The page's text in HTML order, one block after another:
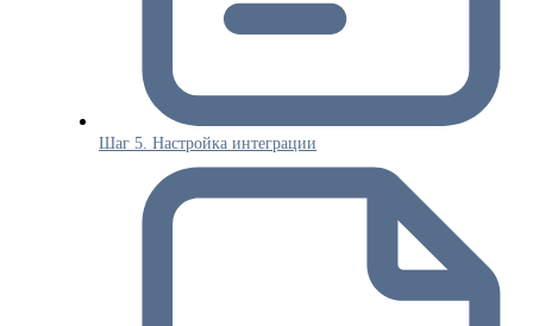
Шаг 5. Настройка интеграции